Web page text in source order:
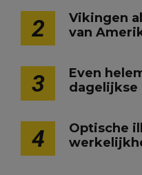
2
Vikingen
van
3
Even
dagelijkse
4
Optische